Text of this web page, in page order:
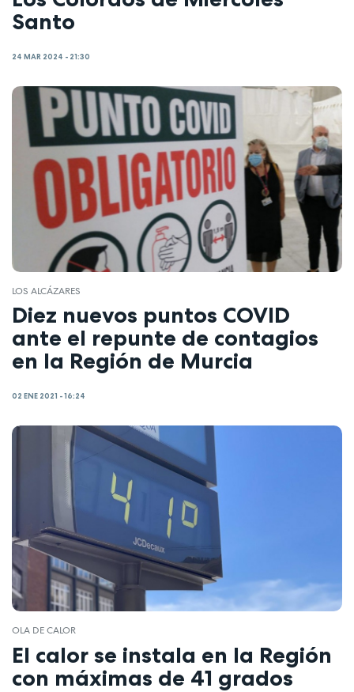
Santo
24 MAR 2024 - 21:30
LOS ALCÁZARES
Diez nuevos puntos COVID
ante el repunte de contagios
en la Región de Murcia
02 ENE 2021 - 16:24
OLA DE CALOR
El calor se instala en la Región
con máximas de 41 grados